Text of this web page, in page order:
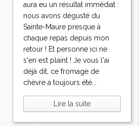
aura eu un résultat immédiat :
nous avons dégusté du
Sainte-Maure presque à
chaque repas depuis mon
retour ! Et personne ici ne
s'en est plaint ! Je vous l'ai
déjà dit, ce fromage de
chèvre a toujours été...
Lire la suite